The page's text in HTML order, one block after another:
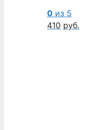
0 из 5
410 руб.